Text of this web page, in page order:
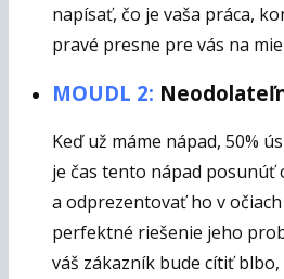
napísať, čo je vaša práca,
pravé presne pre vás na
MOUDL 2:
Keď už máme nápad, 50%
je čas tento nápad posunúť
a odprezentovať ho v
perfektné riešenie jeho
váš zákazník bude cítiť